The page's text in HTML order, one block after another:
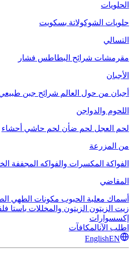
الحلويات
حلويات الشوكولاتة بسكويت
التسالي
مقرمشات شرائح البطاطس فشار
الأجبان
أجبان من حول العالم شرائح جبن
اللحوم والدواجن
لحم العجل لحم ضأن لحم حاشي أحشاء
من المزرعة
الفواكة المكسرات والفواكه المجففة
المقاضي
أسماك معلبة الحبوب مكونات الطهي
زيت الزيتون الزيتون والمخللات باستا
إكسسوارات
اطلب الآنالمكافآت
EnglishEN